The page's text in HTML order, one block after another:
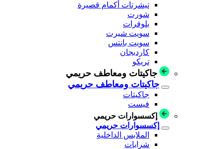
تيشرتات أكمام قصيرة
شورت
بلوفرات
سويت شيرت
سويت بانتس
كارديجان
تريكو
جاكيتات ومعاطف حريمي
جاكيتات ومعاطف حريمي
جاكيتات
فيست
إكسسوارات حريمي
إكسسوارات حريمي
الملابس الداخلية
شرابات